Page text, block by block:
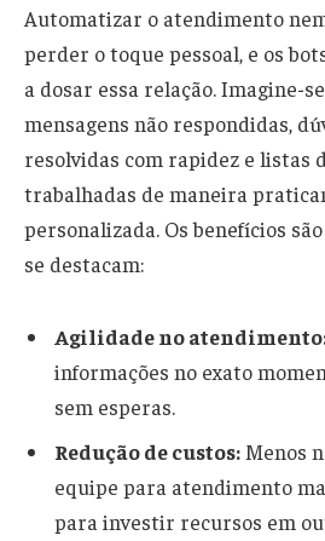
Automatizar o atendimento
perder o toque pessoal, e os
a dosar essa relação. Imagine-
mensagens não respondidas,
resolvidas com rapidez e listas
trabalhadas de maneira
personalizada. Os benefícios
se destacam:
Agilidade no
informações no exato
sem esperas.
Redução de custos: Menos
equipe para atendimento
para investir recursos em